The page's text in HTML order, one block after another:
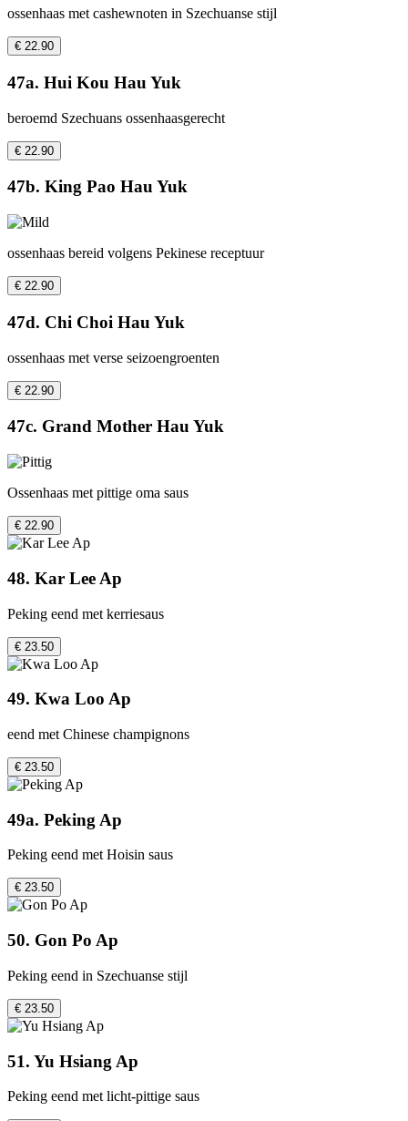
ossenhaas met cashewnoten in Szechuanse stijl
€ 22.90
47a. Hui Kou Hau Yuk
beroemd Szechuans ossenhaasgerecht
€ 22.90
47b. King Pao Hau Yuk
ossenhaas bereid volgens Pekinese receptuur
€ 22.90
47d. Chi Choi Hau Yuk
ossenhaas met verse seizoengroenten
€ 22.90
47c. Grand Mother Hau Yuk
Ossenhaas met pittige oma saus
€ 22.90
48. Kar Lee Ap
Peking eend met kerriesaus
€ 23.50
49. Kwa Loo Ap
eend met Chinese champignons
€ 23.50
49a. Peking Ap
Peking eend met Hoisin saus
€ 23.50
50. Gon Po Ap
Peking eend in Szechuanse stijl
€ 23.50
51. Yu Hsiang Ap
Peking eend met licht-pittige saus